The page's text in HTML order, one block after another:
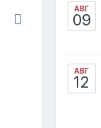
АВГ
09
АВГ
12